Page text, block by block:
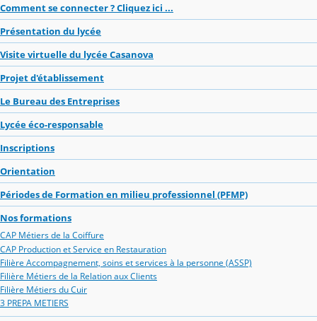
Comment se connecter ? Cliquez ici ...
Présentation du lycée
Visite virtuelle du lycée Casanova
Projet d'établissement
Le Bureau des Entreprises
Lycée éco-responsable
Inscriptions
Orientation
Périodes de Formation en milieu professionnel (PFMP)
Nos formations
CAP Métiers de la Coiffure
CAP Production et Service en Restauration
Filière Accompagnement, soins et services à la personne (ASSP)
Filière Métiers de la Relation aux Clients
Filière Métiers du Cuir
3 PREPA METIERS